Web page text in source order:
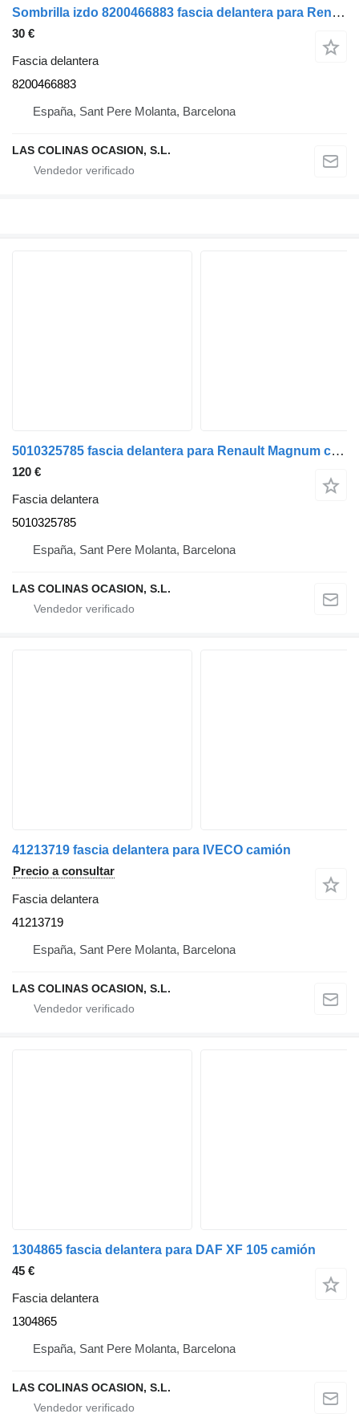
Sombrilla izdo 8200466883 fascia delantera para Renault Mascott vehículo comercial
30 €
Fascia delantera
8200466883
España, Sant Pere Molanta, Barcelona
LAS COLINAS OCASION, S.L.
5010325785 fascia delantera para Renault Magnum camión
120 €
Fascia delantera
5010325785
España, Sant Pere Molanta, Barcelona
LAS COLINAS OCASION, S.L.
41213719 fascia delantera para IVECO camión
Precio a consultar
Fascia delantera
41213719
España, Sant Pere Molanta, Barcelona
LAS COLINAS OCASION, S.L.
1304865 fascia delantera para DAF XF 105 camión
45 €
Fascia delantera
1304865
España, Sant Pere Molanta, Barcelona
LAS COLINAS OCASION, S.L.